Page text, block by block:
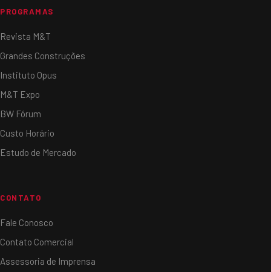
PROGRAMAS
Revista M&T
Grandes Construções
Instituto Opus
M&T Expo
BW Fórum
Custo Horário
Estudo de Mercado
CONTATO
Fale Conosco
Contato Comercial
Assessoria de Imprensa